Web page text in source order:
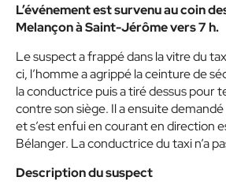
L’événement est survenu au coin
Melançon à Saint-Jérôme vers 7 h.
Le suspect a frappé dans la vitre du
ci, l’homme a agrippé la ceinture de
la conductrice puis a tiré dessus pour
contre son siège. Il a ensuite
et s’est enfui en courant en direction
Bélanger. La conductrice du taxi n’a
Description du suspect